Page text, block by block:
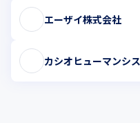
エーザイ株式会社
カシオヒューマンシ